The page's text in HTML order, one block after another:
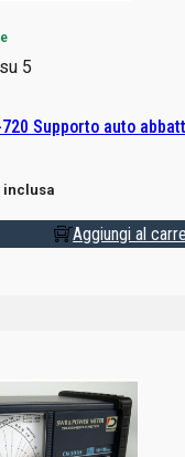
5
720 Supporto auto
inclusa
Aggiungi al